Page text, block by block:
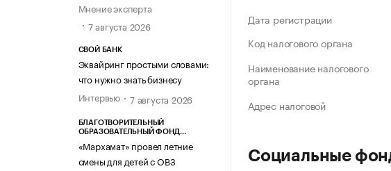
Мнение эксперта
7 августа 2026
СВОЙ БАНК
Эквайринг простыми словами:
что нужно знать бизнесу
Интервью
7 августа 2026
БЛАГОТВОРИТЕЛЬНЫЙ
ОБРАЗОВАТЕЛЬНЫЙ ФОНД
«Мархамат» провел летние
смены для детей с ОВЗ
Дата регистрации
Код налогового органа
Наименование налогового
органа
Адрес налоговой
Социальные